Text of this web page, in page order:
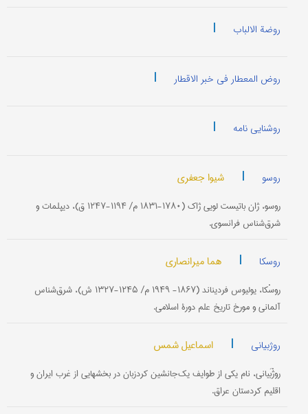
روضة الالباب |
روض المعطار فی خبر الاقطار |
روشنایی نامه |
روسو | شیوا جعفری
روسو، ژان باتیست لویی ژاک (۱۷۸۰-۱۸۳۱ م/ ۱۱۹۴-۱۲۴۷ ق)، دیپلمات و
شرق‌شناس فرانسوی.
روسکا | هما میرانصاری
روسْکا، یولیوس فردیناند (۱۸۶۷- ۱۹۴۹ م/ ۱۲۴۵-۱۳۲۷ ش)، شرق‌شناس
آلمانی و مورخ تاریخ علم دورۀ اسلامی.
روژبیانی | اسماعیل شمس
روژْبَیانی، نام یکی از طوایف یک‌جانشین کردزبان در بخشهایی از غرب ایران و
اقلیم کردستان عراق.